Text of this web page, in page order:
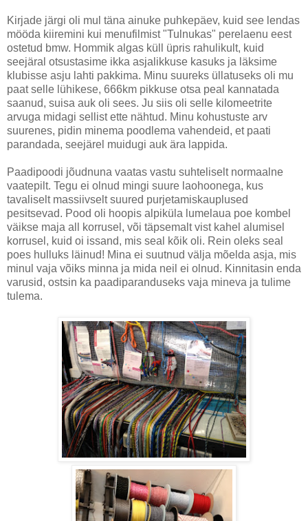
Kirjade järgi oli mul täna ainuke puhkepäev, kuid see lendas
mööda kiiremini kui menufilmist "Tulnukas" perelaenu eest
ostetud bmw. Hommik algas küll üpris rahulikult, kuid
seejäral otsustasime ikka asjalikkuse kasuks ja läksime
klubisse asju lahti pakkima. Minu suureks üllatuseks oli mu
paat selle lühikese, 666km pikkuse otsa peal kannatada
saanud, suisa auk oli sees. Ju siis oli selle kilomeetrite
arvuga midagi sellist ette nähtud. Minu kohustuste arv
suurenes, pidin minema poodlema vahendeid, et paati
parandada, seejärel muidugi auk ära lappida.
Paadipoodi jõudnuna vaatas vastu suhteliselt normaalne
vaatepilt. Tegu ei olnud mingi suure laohoonega, kus
tavaliselt massiivselt suured purjetamiskauplused
pesitsevad. Pood oli hoopis alpiküla lumelaua poe kombel
väikse maja all korrusel, või täpsemalt vist kahel alumisel
korrusel, kuid oi issand, mis seal kõik oli. Rein oleks seal
poes hulluks läinud! Mina ei suutnud välja mõelda asja, mis
minul vaja võiks minna ja mida neil ei olnud. Kinnitasin enda
varusid, ostsin ka paadiparanduseks vaja mineva ja tulime
tulema.